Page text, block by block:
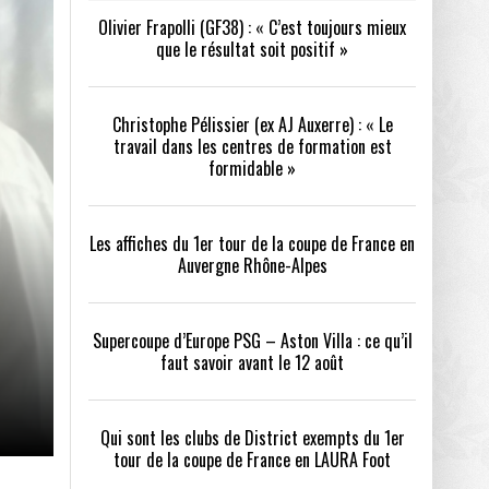
- 21/07/2026
a tenu toutes ses promesses - 04/07/2026
PSG – ASTON VILLA :
AVANT LE 12 AOÛT
QUI SONT LES CLUBS DE DISTRICT EXEMPTS
DU 1ER TOUR DE LA COUPE DE FRANCE EN
LAURA FOOT
Olivier Frapolli (GF38) : « C’est toujours mieux
que le résultat soit positif »
Christophe Pélissier (ex AJ Auxerre) : « Le
travail dans les centres de formation est
formidable »
Les affiches du 1er tour de la coupe de France en
Auvergne Rhône-Alpes
Supercoupe d’Europe PSG – Aston Villa : ce qu’il
faut savoir avant le 12 août
Qui sont les clubs de District exempts du 1er
tour de la coupe de France en LAURA Foot